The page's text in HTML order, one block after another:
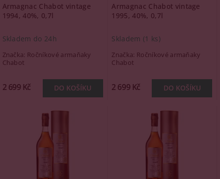
Armagnac Chabot vintage
1994, 40%, 0,7l
Skladem do 24h
Značka: Ročníkové armaňaky
Chabot
2 699 Kč
Armagnac Chabot vintage
1995, 40%, 0,7l
Skladem (1 ks)
Značka: Ročníkové armaňaky
Chabot
2 699 Kč